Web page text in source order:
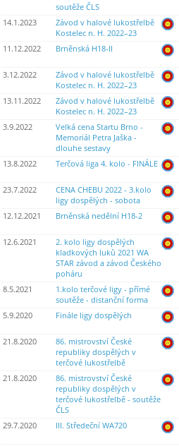
soutěže ČLS
14.1.2023
Závod v halové lukostřelbě
Kostelec n. H. 2022–23
11.12.2022 Brněnská H18-II
3.12.2022
Závod v halové lukostřelbě
Kostelec n. H. 2022–23
13.11.2022
Závod v halové lukostřelbě
Kostelec n. H. 2022–23
3.9.2022
Velká cena Startu Brno -
Memoriál Petra Jaška -
dlouhe sestavy
13.8.2022 Terčová liga 4. kolo - FINÁLE
23.7.2022
CENA CHEBU 2022 - 3.kolo
ligy dospělých - sobota
12.12.2021 Brněnská nedělní H18-2
12.6.2021
2. kolo ligy dospělých
kladkových luků 2021 WA
STAR závod a závod Českého
poháru
8.5.2021
1.kolo terčové ligy - přímé
soutěže - distanční forma
5.9.2020 Finále ligy dospělých
21.8.2020
86. mistrovství České
republiky dospělých v
terčové lukostřelbě
21.8.2020
86. mistrovství České
republiky dospělých v
terčové lukostřelbě - soutěže
ČLS
29.7.2020 III. Středeční WA720